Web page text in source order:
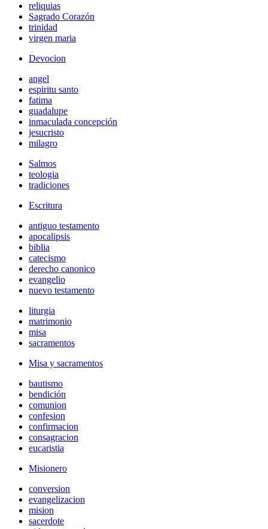
reliquias
Sagrado Corazón
trinidad
virgen maria
Devocion
angel
espiritu santo
fatima
guadalupe
inmaculada concepción
jesucristo
milagro
Salmos
teologia
tradiciones
Escritura
antiguo testamento
apocalipsis
biblia
catecismo
derecho canonico
evangelio
nuevo testamento
liturgia
matrimonio
misa
sacramentos
Misa y sacramentos
bautismo
bendición
comunion
confesion
confirmacion
consagracion
eucaristia
Misionero
conversion
evangelizacion
mision
sacerdote